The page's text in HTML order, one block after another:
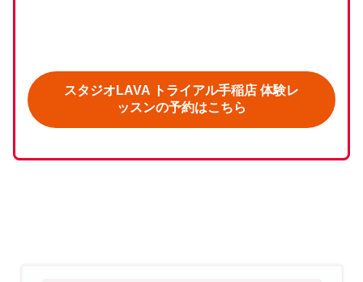
スタジオLAVA トライアル手稲店 体験レ
ッスンの予約はこちら